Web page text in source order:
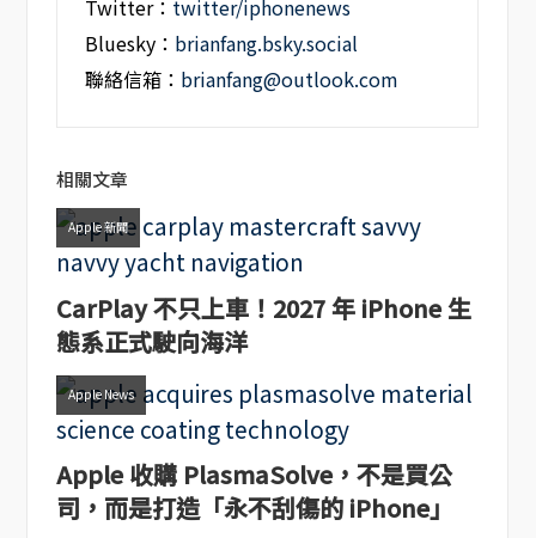
Twitter： twitter/iphonenews
Bluesky： brianfang.bsky.social
聯絡信箱： brianfang@outlook.com
相關文章
Apple 新聞
CarPlay 不只上車！2027 年 iPhone 生
態系正式駛向海洋
Apple News
Apple 收購 PlasmaSolve，不是買公
司，而是打造「永不刮傷的 iPhone」